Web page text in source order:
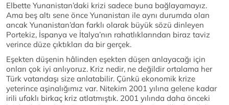
Elbette Yunanistan’daki krizi sadece buna bağlayamayız.
Ama beş altı sene önce Yunanistan ile aynı durumda olan
ancak Yunanistan’dan farklı olarak büyük sözü dinleyen
Portekiz, İspanya ve İtalya’nın rahatlıklarından biraz taviz
verince düze çıktıkları da bir gerçek.
Eşekten düşenin hâlinden eşekten düşen anlayacağı için
onları çok iyi anlıyoruz. Kriz nedir, ne değildir ortalama her
Türk vatandaşı size anlatabilir. Çünkü ekonomik krize
yeterince aşinalığımız var. Nitekim 2001 yılına gelene kadar
irili ufaklı birkaç kriz atlatmıştık. 2001 yılında daha önceki